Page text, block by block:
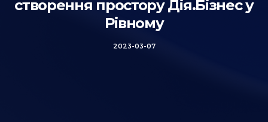
створення простору Дія.Бізнес у
Рівному
2023-03-07